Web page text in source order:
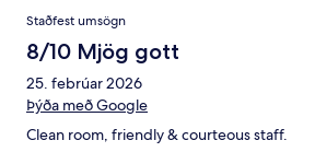
Staðfest umsögn
8/10 Mjög gott
25. febrúar 2026
Þýða með Google
Clean room, friendly & courteous staff.